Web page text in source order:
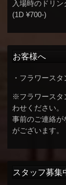
入場時のドリン
(1D ¥700-)
お客様へ
・フラワース
※フラワースタ
わせください。
事前のご連絡が
がございます。
スタッフ募集